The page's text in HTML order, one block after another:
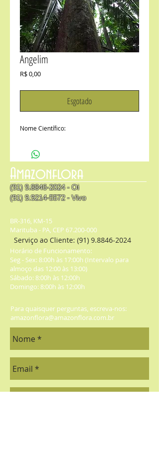
Angelim
R$ 0,00Preço
Esgotado
Nome Científico:
Amazonflora
(91) 9.8846-2024- Oi
(91) 9.9214-5572- Vivo
BR-316, KM-15
Marituba - PA, CEP 67.200-000
Serviço ao Cliente: (91) 9.8846-2024
Horário de Funcionamento:
Seg - Sex: 8:00h às 17:00h (Intervalo para
almoço das 12:00 às 13:00)
​​Sábado: 8:00h às 12:00h
Domingo: 8:00h às 12:00h
Para quaisquer perguntas, escreva-nos:
amazonflora@amazonflora.com.br